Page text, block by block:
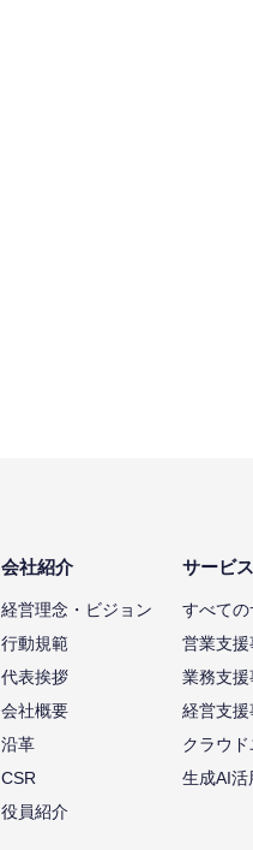
会社紹介
経営理念・ビジョン
行動規範
代表挨拶
会社概要
沿革
CSR
役員紹介
サービス
すべての
営業支援
業務支援
経営支援
クラウド
生成AI活